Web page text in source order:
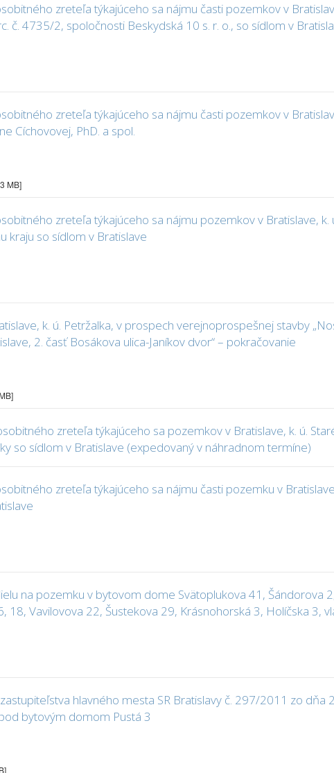
zreteľa týkajúceho sa nájmu časti pozemkov v
č. 4735/2, spoločnosti Beskydská 10 s. r. o., so sídlom v
zreteľa týkajúceho sa nájmu časti pozemkov v
Cíchovovej, PhD. a spol.
MB]
zreteľa týkajúceho sa nájmu pozemkov v Bratislave, k.
kraju so sídlom v Bratislave
k. ú. Petržalka, v prospech verejnoprospešnej stavby
2. časť Bosákova ulica-Janíkov dvor“ – pokračovanie
zreteľa týkajúceho sa pozemkov v Bratislave, k. ú.
so sídlom v Bratislave (expedovaný v náhradnom termíne)
zreteľa týkajúceho sa nájmu časti pozemku v
na pozemku v bytovom dome Svätoplukova 41, Šándorova
18, Vavilovova 22, Šustekova 29, Krásnohorská 3, Holíčska 3,
hlavného mesta SR Bratislavy č. 297/2011 zo dňa
bytovým domom Pustá 3